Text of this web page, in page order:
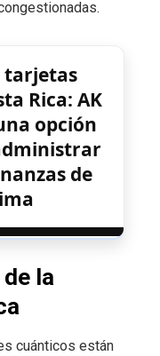
tarjetas
Rica: AK
opción
de
la
cuánticos están